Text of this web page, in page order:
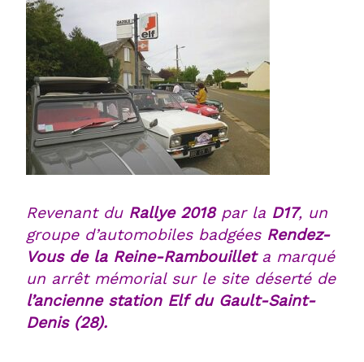
Revenant du Rallye 2018par la D17, un
groupe d’automobiles badgées Rendez-
Vous de la Reine-Rambouilleta marqué
un arrêt mémorial sur le site déserté de
l’ancienne station Elf du Gault-Saint-
Denis (28).